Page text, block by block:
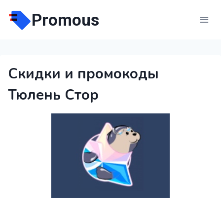
содержимому
Promous
Скидки и промокоды
Тюлень Стор